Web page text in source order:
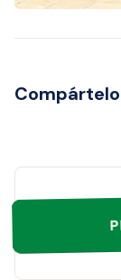
Compártelo